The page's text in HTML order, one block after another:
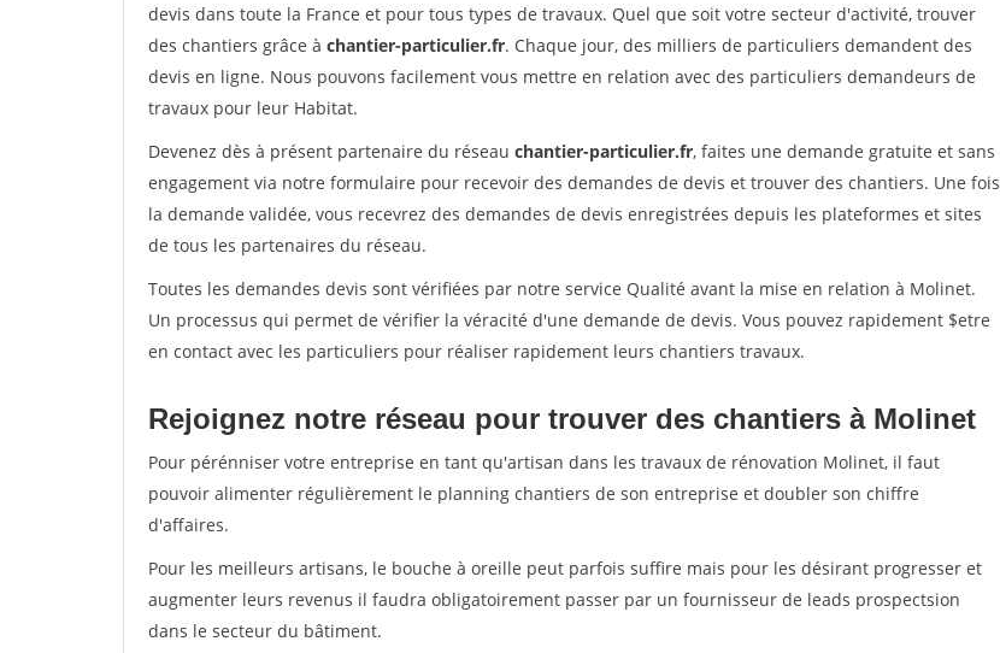
devis dans toute la France et pour tous types de travaux. Quel que soit votre secteur d'activité, trouver
des chantiers grâce à chantier-particulier.fr. Chaque jour, des milliers de particuliers demandent des
devis en ligne. Nous pouvons facilement vous mettre en relation avec des particuliers demandeurs de
travaux pour leur Habitat.
Devenez dès à présent partenaire du réseau chantier-particulier.fr, faites une demande gratuite et sans
engagement via notre formulaire pour recevoir des demandes de devis et trouver des chantiers. Une fois
la demande validée, vous recevrez des demandes de devis enregistrées depuis les plateformes et sites
de tous les partenaires du réseau.
Toutes les demandes devis sont vérifiées par notre service Qualité avant la mise en relation à Molinet.
Un processus qui permet de vérifier la véracité d'une demande de devis. Vous pouvez rapidement $etre
en contact avec les particuliers pour réaliser rapidement leurs chantiers travaux.
Rejoignez notre réseau pour trouver des chantiers à Molinet
Pour pérénniser votre entreprise en tant qu'artisan dans les travaux de rénovation Molinet, il faut
pouvoir alimenter régulièrement le planning chantiers de son entreprise et doubler son chiffre
d'affaires.
Pour les meilleurs artisans, le bouche à oreille peut parfois suffire mais pour les désirant progresser et
augmenter leurs revenus il faudra obligatoirement passer par un fournisseur de leads prospectsion
dans le secteur du bâtiment.